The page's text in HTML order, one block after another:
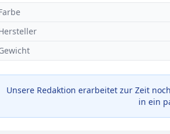
Unsere Redaktion erarbeitet zur Zeit
in ein